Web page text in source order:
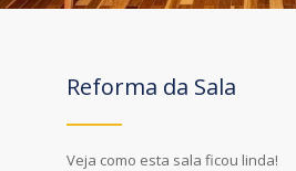
Reforma da Sala
Veja como esta sala ficou linda!